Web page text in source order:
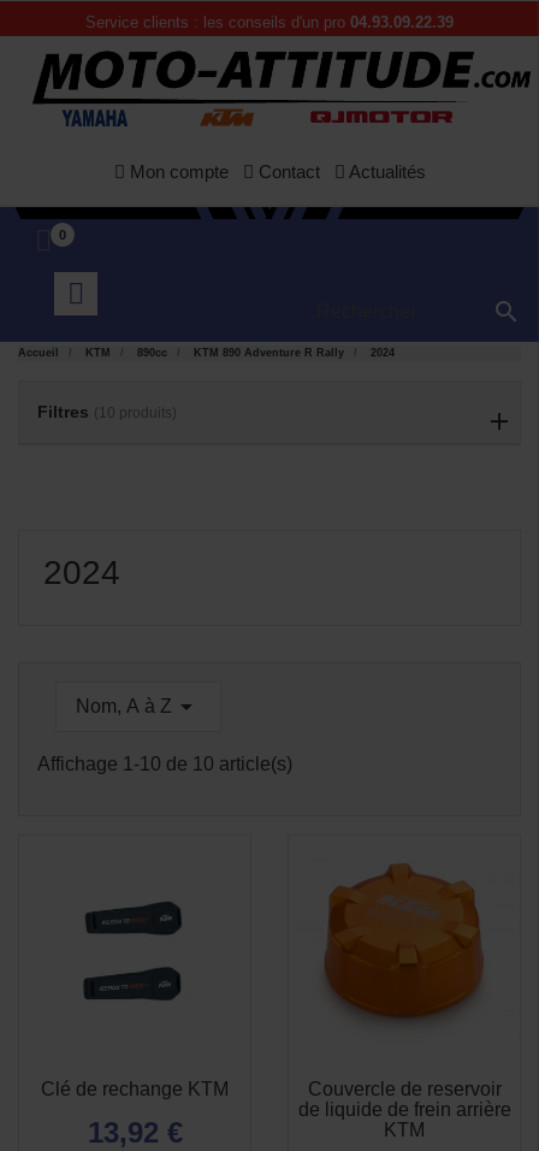
Service clients : les conseils d'un pro 04.93.09.22.39
Mon compte Contact Actualités
0

Accueil KTM 890cc KTM 890 Adventure R Rally 2024
Filtres (10 produits)
2024
Nom, A à Z 
Affichage 1-10 de 10 article(s)
Clé de rechange KTM
13,92 €
Couvercle de reservoir
de liquide de frein arrière
KTM
APERÇU
RAPIDE
 APERÇU
RAPIDE